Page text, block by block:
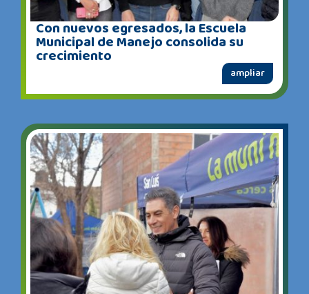
Con nuevos egresados, la Escuela
Municipal de Manejo consolida su
crecimiento
ampliar